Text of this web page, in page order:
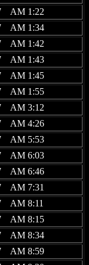
AM 1:22
AM 1:34
AM 1:42
AM 1:43
AM 1:45
AM 1:55
AM 3:12
AM 4:26
AM 5:53
AM 6:03
AM 6:46
AM 7:31
AM 8:11
AM 8:15
AM 8:34
AM 8:59